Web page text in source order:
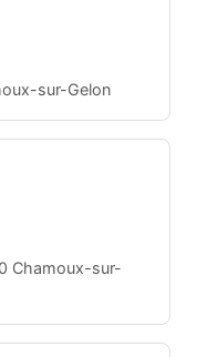
sur-Gelon
Chamoux-sur-